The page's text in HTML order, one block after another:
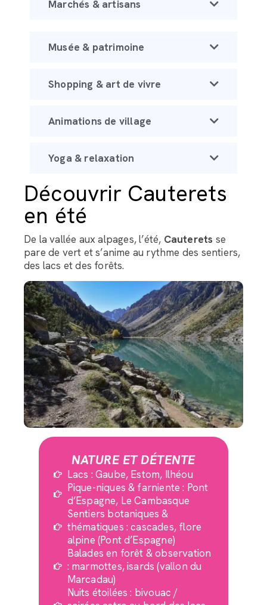
Marchés & artisans
Musée & patrimoine
Shopping & art de vivre
Animations de village
Yoga & relaxation
Découvrir Cauterets
en été
De la vallée aux alpages, l’été, Cauterets se
pare de vert et s’anime au rythme des sentiers,
des lacs et des forêts.
NATURE ET DÉTENTE
Lacs : Gaube, Estom, Ilhéou
Pique-niques & farniente : Pont
d’Espagne, Le Cambasque
Sentiers botaniques &
thématiques : cascades, flore
alpine (Pont d’Espagne)
Balades en forêt & observation
: marmottes, isards (vallon du
Marcadau)
Nuits étoilées : bivouac /